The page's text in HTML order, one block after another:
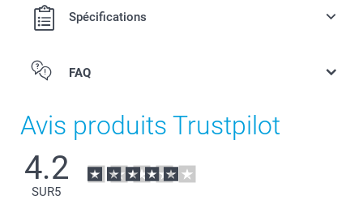
Spécifications
FAQ
Avis produits Trustpilot
4.2
SUR5